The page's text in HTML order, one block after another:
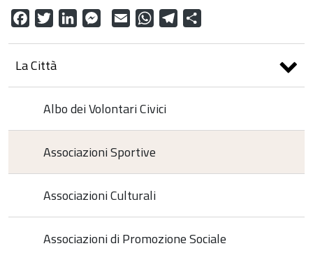
FacebookTwitterLinkedInMessenger
Email WhatsAppTelegram
La Città
Albo dei Volontari Civici
Associazioni Sportive
Associazioni Culturali
Associazioni di Promozione Sociale